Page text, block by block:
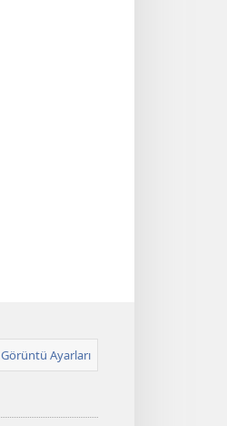
Görüntü Ayarları